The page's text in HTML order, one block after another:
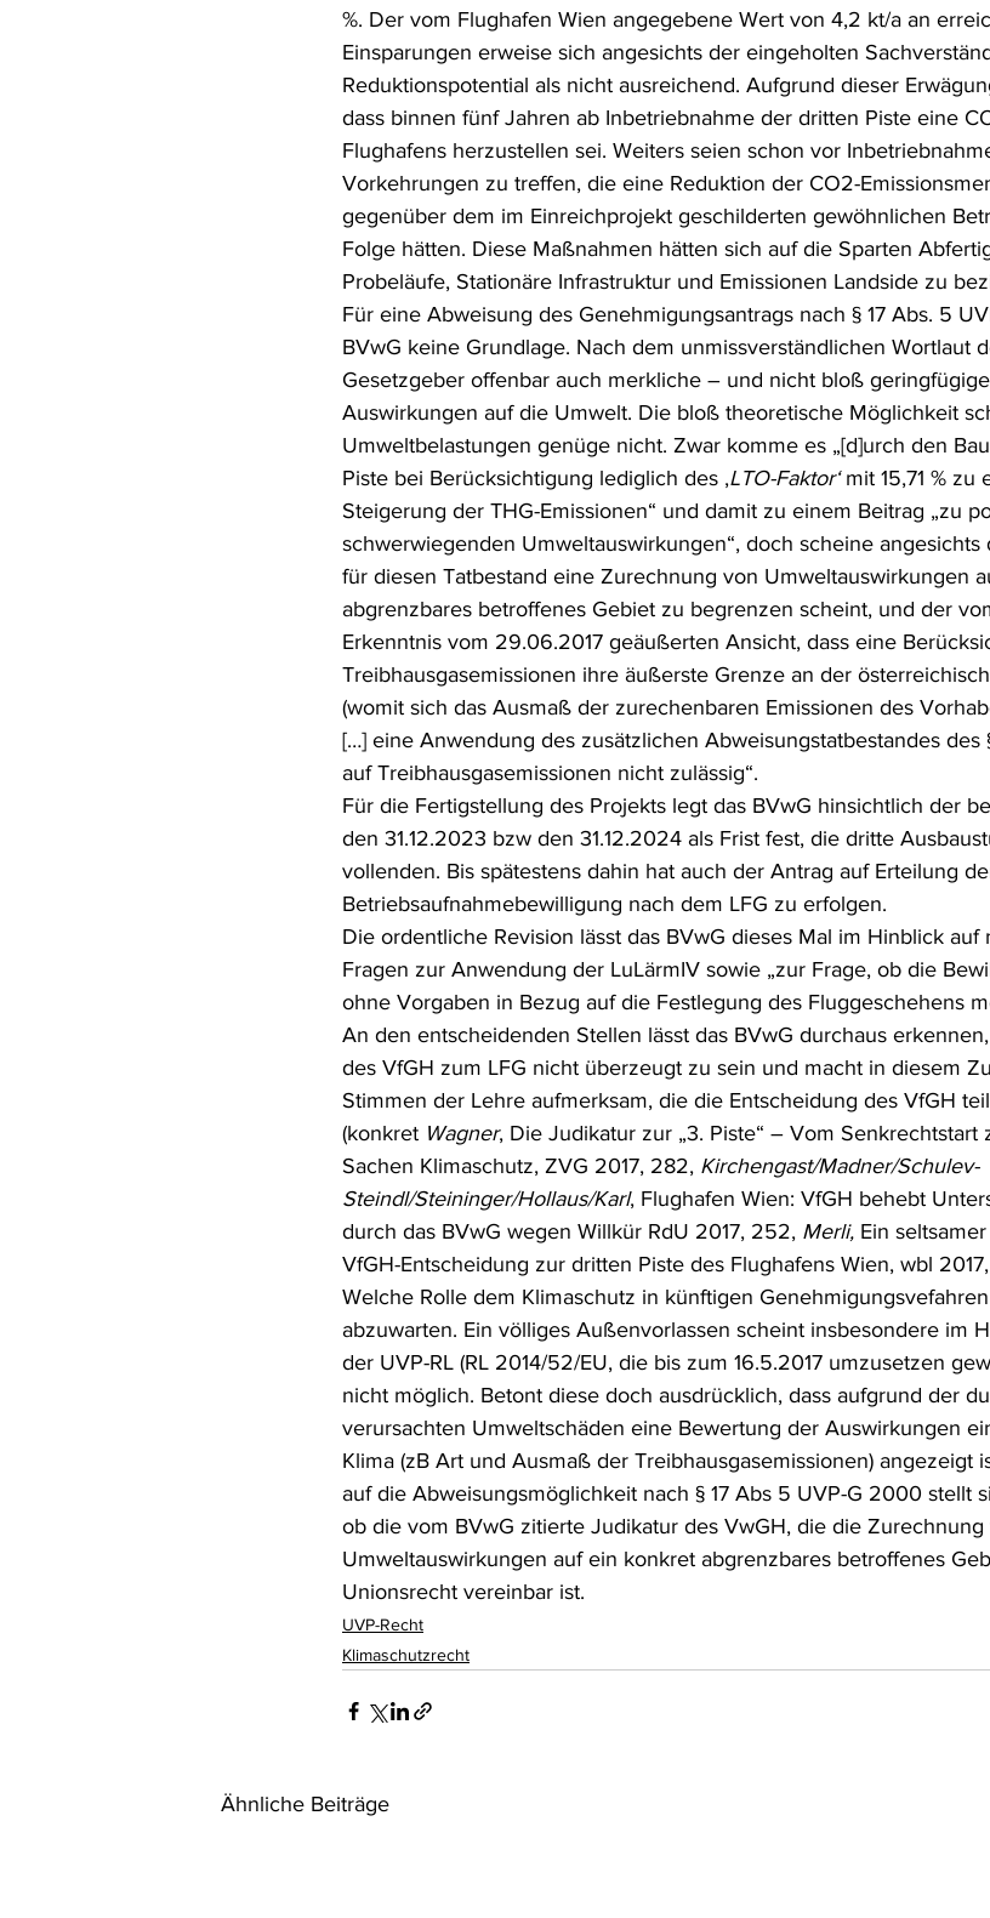
%. Der vom Flughafen Wien angegebene Wert von 4,2 kt/a an
Einsparungen erweise sich angesichts der eingeholten
Reduktionspotential als nicht ausreichend. Aufgrund dieser
dass binnen fünf Jahren ab Inbetriebnahme der dritten Piste eine
Flughafens herzustellen sei. Weiters seien schon vor
Vorkehrungen zu treffen, die eine Reduktion der CO2-
gegenüber dem im Einreichprojekt geschilderten gewöhnlichen
Folge hätten. Diese Maßnahmen hätten sich auf die Sparten
Probeläufe, Stationäre Infrastruktur und Emissionen Landside zu
Für eine Abweisung des Genehmigungsantrags nach § 17 Abs. 5
BVwG keine Grundlage. Nach dem unmissverständlichen Wortlaut
Gesetzgeber offenbar auch merkliche – und nicht bloß
Auswirkungen auf die Umwelt. Die bloß theoretische Möglichkeit
Umweltbelastungen genüge nicht. Zwar komme es „[d]urch den
Piste bei Berücksichtigung lediglich des ‚LTO-Faktor‘ mit 15,71 %
Steigerung der THG-Emissionen“ und damit zu einem Beitrag „zu
schwerwiegenden Umweltauswirkungen“, doch scheine angesichts
für diesen Tatbestand eine Zurechnung von Umweltauswirkungen
abgrenzbares betroffenes Gebiet zu begrenzen scheint, und der
Erkenntnis vom 29.06.2017 geäußerten Ansicht, dass eine
Treibhausgasemissionen ihre äußerste Grenze an der
(womit sich das Ausmaß der zurechenbaren Emissionen des
[…] eine Anwendung des zusätzlichen Abweisungstatbestandes des
auf Treibhausgasemissionen nicht zulässig“.
Für die Fertigstellung des Projekts legt das BVwG hinsichtlich der
den 31.12.2023 bzw den 31.12.2024 als Frist fest, die dritte
vollenden. Bis spätestens dahin hat auch der Antrag auf Erteilung
Betriebsaufnahmebewilligung nach dem LFG zu erfolgen.
Die ordentliche Revision lässt das BVwG dieses Mal im Hinblick
Fragen zur Anwendung der LuLärmIV sowie „zur Frage, ob die
ohne Vorgaben in Bezug auf die Festlegung des Fluggeschehens
An den entscheidenden Stellen lässt das BVwG durchaus
des VfGH zum LFG nicht überzeugt zu sein und macht in diesem
Stimmen der Lehre aufmerksam, die die Entscheidung des VfGH
(konkret Wagner, Die Judikatur zur „3. Piste“ – Vom Senkrechtstart
Sachen Klimaschutz, ZVG 2017, 282, Kirchengast/Madner/Schulev-
Steindl/Steininger/Hollaus/Karl, Flughafen Wien: VfGH behebt
durch das BVwG wegen Willkür RdU 2017, 252, Merli, Ein
VfGH-Entscheidung zur dritten Piste des Flughafens Wien, wbl
Welche Rolle dem Klimaschutz in künftigen
abzuwarten. Ein völliges Außenvorlassen scheint insbesondere im
der UVP-RL (RL 2014/52/EU, die bis zum 16.5.2017 umzusetzen
nicht möglich. Betont diese doch ausdrücklich, dass aufgrund der
verursachten Umweltschäden eine Bewertung der Auswirkungen
Klima (zB Art und Ausmaß der Treibhausgasemissionen) angezeigt
auf die Abweisungsmöglichkeit nach § 17 Abs 5 UVP-G 2000 stellt
ob die vom BVwG zitierte Judikatur des VwGH, die die Zurechnung
Umweltauswirkungen auf ein konkret abgrenzbares betroffenes
Unionsrecht vereinbar ist.
UVP-Recht
Klimaschutzrecht
Ähnliche Beiträge